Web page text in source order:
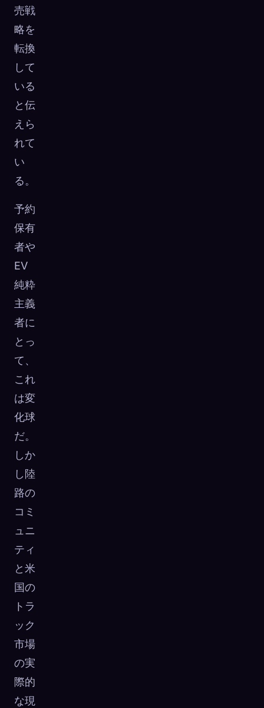
売戦
略を
転換
して
いる
と伝
えら
れて
い
る。
予約
保有
者や
EV
純粋
主義
者に
とっ
て、
これ
は変
化球
だ。
しか
し陸
路の
コミ
ュニ
ティ
と米
国の
トラ
ック
市場
の実
際的
な現